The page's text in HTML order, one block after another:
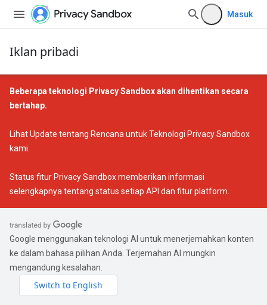
Masuk
Iklan pribadi
Beberapa teknologi Privacy Sandbox akan dihentikan secara
bertahap.
LihatUpdate tentang Rencana untuk Teknologi Privacy Sandbox
kami.
Status fitur Privacy Sandboxmemberikan informasi
selengkapnya tentang status setiap API dan fitur platform.
Google menggunakan teknologi AI untuk menerjemahkan konten
ke dalam bahasa pilihan Anda. Terjemahan AI mungkin
mengandung kesalahan.